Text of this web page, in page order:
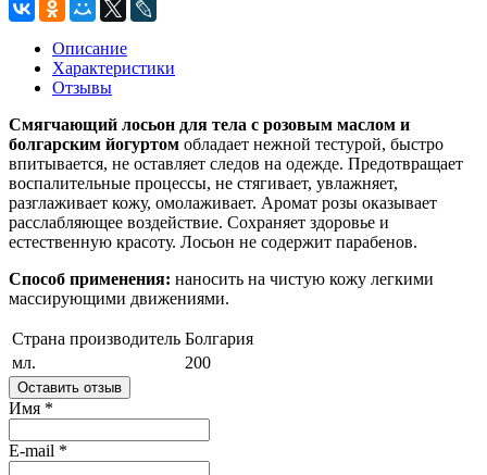
Описание
Характеристики
Отзывы
Смягчающий лосьон для тела с розовым маслом и
болгарским йогуртом обладает нежной тестурой, быстро
впитывается, не оставляет следов на одежде. Предотвращает
воспалительные процессы, не стягивает, увлажняет,
разглаживает кожу, омолаживает. Аромат розы оказывает
расслабляющее воздействие. Сохраняет здоровье и
естественную красоту. Лосьон не содержит парабенов.
Способ применения: наносить на чистую кожу легкими
массирующими движениями.
Страна производитель Болгария
мл.
200
Оставить отзыв
Имя *
E-mail *